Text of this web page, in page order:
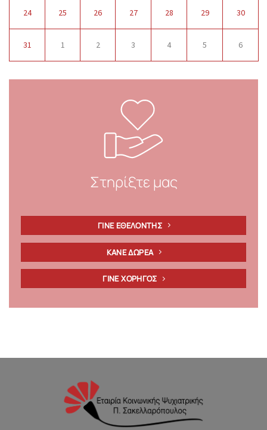
24 25 26 27 28 29 30
31 1 2 3 4 5 6
Στηρίξτε μας
ΓΙΝΕ ΕΘΕΛΟΝΤΗΣ
ΚΑΝΕ ΔΩΡΕΑ
ΓΙΝΕ ΧΟΡΗΓΟΣ